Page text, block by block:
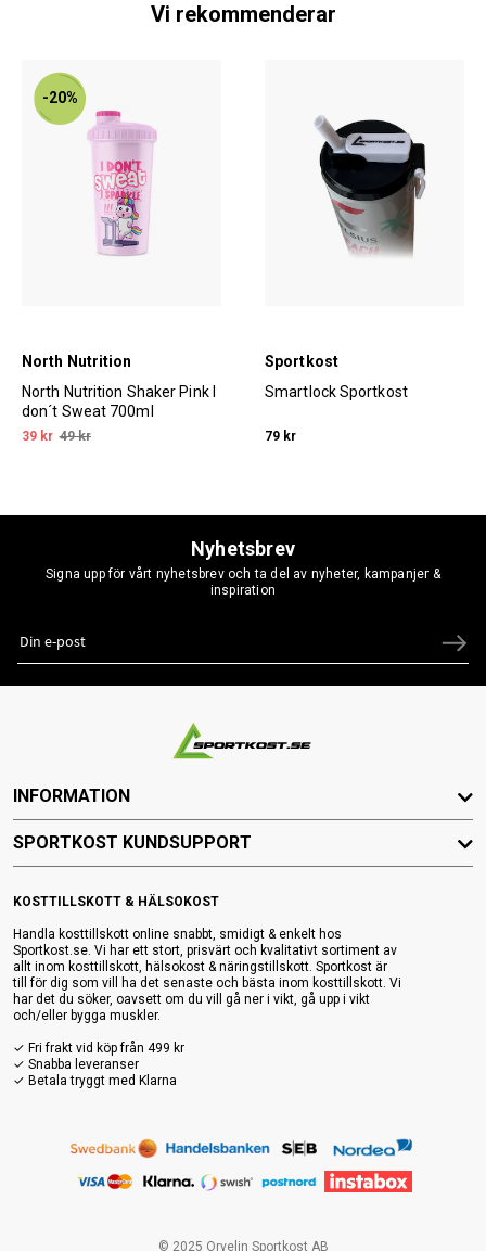
Vi rekommenderar
-20%
North Nutrition
North Nutrition Shaker Pink I
don´t Sweat 700ml
39 kr 49 kr
Sportkost
Smartlock Sportkost
79 kr
Nyhetsbrev
Signa upp för vårt nyhetsbrev och ta del av nyheter, kampanjer &
inspiration
KOSTTILLSKOTT & HÄLSOKOST
Handla kosttillskott online snabbt, smidigt & enkelt hos
Sportkost.se. Vi har ett stort, prisvärt och kvalitativt sortiment av
allt inom kosttillskott, hälsokost & näringstillskott. Sportkost är
till för dig som vill ha det senaste och bästa inom kosttillskott. Vi
har det du söker, oavsett om du vill gå ner i vikt, gå upp i vikt
och/eller bygga muskler.
✓ Fri frakt vid köp från 499 kr
✓ Snabba leveranser
✓ Betala tryggt med Klarna
INFORMATION
SPORTKOST KUNDSUPPORT
© 2025 Orvelin Sportkost AB